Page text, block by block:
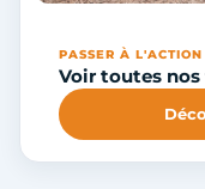
PASSER À L'ACTION
Voir toutes